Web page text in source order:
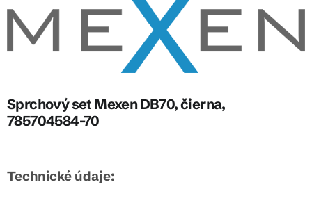
Sprchový set Mexen DB70, čierna,
785704584-70
Technické údaje: